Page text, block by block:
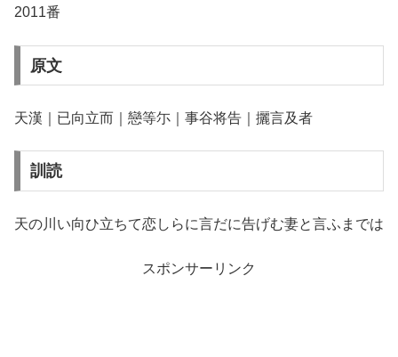
2011番
原文
天漢｜已向立而｜戀等尓｜事谷将告｜攦言及者
訓読
天の川い向ひ立ちて恋しらに言だに告げむ妻と言ふまでは
スポンサーリンク